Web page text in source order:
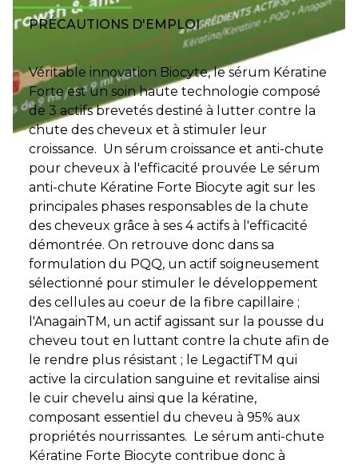
PRÉCAUTIONS D'EMPLOI
Véritable innovation Biocyte, le sérum Kératine
Forte est un soin haute technologie composé
de 3 actifs brevetés destiné à lutter contre la
chute des cheveux et à stimuler leur
croissance. Un sérum croissance et anti-chute
pour cheveux à l'efficacité prouvée Le sérum
anti-chute Kératine Forte Biocyte agit sur les
principales phases responsables de la chute
des cheveux grâce à ses 4 actifs à l'efficacité
démontrée. On retrouve donc dans sa
formulation du PQQ, un actif soigneusement
sélectionné pour stimuler le développement
des cellules au coeur de la fibre capillaire ;
l'AnagainTM, un actif agissant sur la pousse du
cheveu tout en luttant contre la chute afin de
le rendre plus résistant ; le LegactifTM qui
active la circulation sanguine et revitalise ainsi
le cuir chevelu ainsi que la kératine,
composant essentiel du cheveu à 95% aux
propriétés nourrissantes. Le sérum anti-chute
Kératine Forte Biocyte contribue donc à